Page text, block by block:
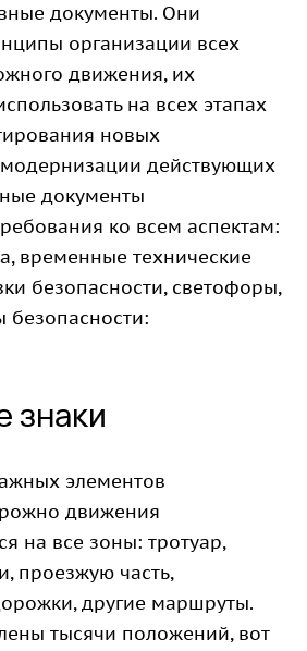
документы. Они
организации всех
движения, их
на всех этапах
новых
действующих
документы
ко всем аспектам:
временные технические
безопасности, светофоры,
безопасности:
элементов
движения
на все зоны: тротуар,
проезжую часть,
другие маршруты.
тысячи положений, вот